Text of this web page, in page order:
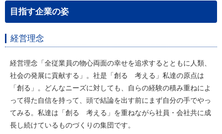
目指す企業の姿
経営理念
経営理念「全従業員の物心両面の幸せを追求するとともに人類、
社会の発展に貢献する」。社是「創る 考える」私達の原点は
「創る」。どんなニーズに対しても、自らの経験の積み重ねによ
って得た自信を持って、頭で結論を出す前にまず自分の手でやっ
てみる。私達は「創る 考える」を重ねながら社員・会社共に成
長し続けているものづくりの集団です。